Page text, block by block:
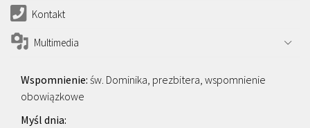
Kontakt
Multimedia
św. Dominika, prezbitera, wspomnienie
obowiązkowe